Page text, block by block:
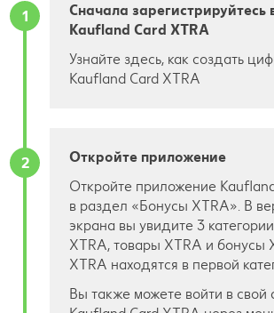
1
Сначала зарегистрируйтесь
Kaufland Card XTRA
Узнайте здесь, как создать
Kaufland Card XTRA
2
Откройте приложение
Откройте приложение
в раздел «Бонусы XTRA». В
экрана вы увидите 3
XTRA, товары XTRA и бонусы
XTRA находятся в первой
Вы также можете войти в свой